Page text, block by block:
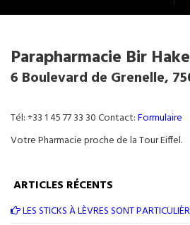
Parapharmacie Bir
6 Boulevard de Grenelle,
Tél: +33 1 45 77 33 30 Contact:Formulaire
Votre Pharmacie proche de la Tour Eiffel.
ARTICLES RÉCENTS
LES STICKS À LÈVRES SONT